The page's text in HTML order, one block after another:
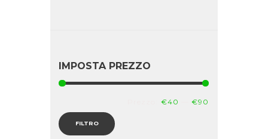
IMPOSTA PREZZO
FILTRO
€40 —€90